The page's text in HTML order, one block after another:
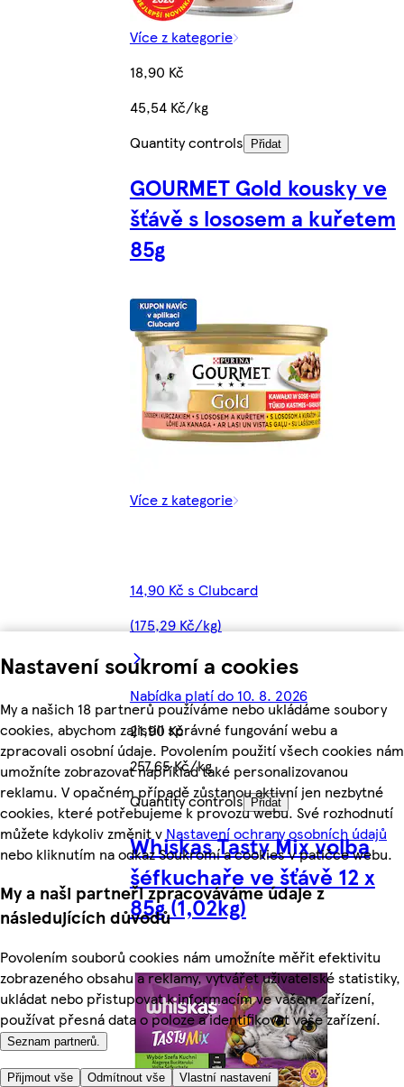
Nastavení soukromí a cookies
My a našich 18 partnerů používáme nebo ukládáme soubory
cookies, abychom zajistili správné fungování webu a
zpracovali osobní údaje. Povolením použití všech cookies nám
umožníte zobrazovat například také personalizovanou
reklamu. V opačném případě zůstanou aktivní jen nezbytné
cookies, které potřebujeme k provozu webu. Své rozhodnutí
můžete kdykoliv změnit v Nastavení ochrany osobních údajů
nebo kliknutím na odkaz Soukromí a cookies v patičce webu.
My a naši partneři zpracováváme údaje z
následujících důvodů
Povolením souborů cookies nám umožníte měřit efektivitu
zobrazeného obsahu a reklamy, vytvářet uživatelské statistiky,
ukládat nebo přistupovat k informacím ve vašem zařízení,
používat přesná data o poloze a identifikovat vaše zařízení.
Seznam partnerů.
Přijmout vše Odmítnout vše Vlastní nastavení
Více z kategorie
18,90 Kč
45,54 Kč/kg
Quantity controls
Přidat
GOURMET Gold kousky ve
šťávě s lososem a kuřetem
85g
Více z kategorie
14,90 Kč s Clubcard
(175,29 Kč/kg)
Nabídka platí do 10. 8. 2026
21,90 Kč
257,65 Kč/kg
Quantity controls
Přidat
Whiskas Tasty Mix volba
šéfkuchaře ve šťávě 12 x
85g (1,02kg)